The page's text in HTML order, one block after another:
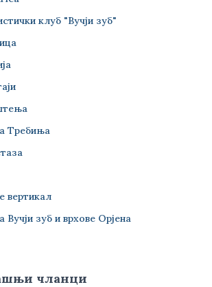
клуб "Вучји зуб"
Требиња
вертикал
Вучји зуб и врхове Орјена
чланци